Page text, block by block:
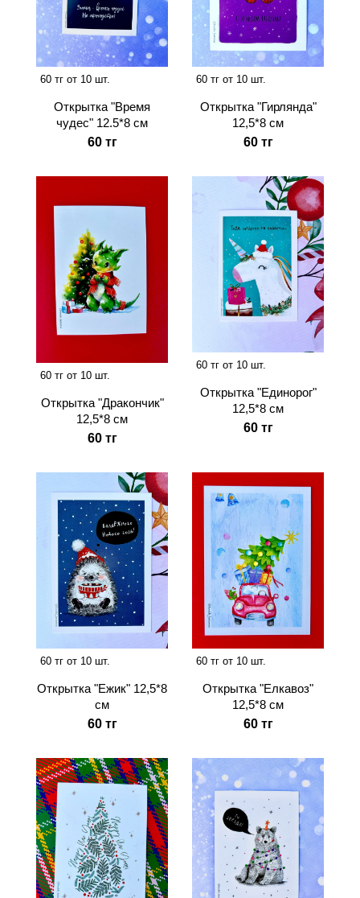
60 тг от 10 шт.
Открытка "Время
чудес" 12.5*8 см
60 тг
60 тг от 10 шт.
Открытка "Гирлянда"
12,5*8 см
60 тг
60 тг от 10 шт.
Открытка "Дракончик"
12,5*8 см
60 тг
60 тг от 10 шт.
Открытка "Единорог"
12,5*8 см
60 тг
60 тг от 10 шт.
Открытка "Ежик" 12,5*8
см
60 тг
60 тг от 10 шт.
Открытка "Елкавоз"
12,5*8 см
60 тг